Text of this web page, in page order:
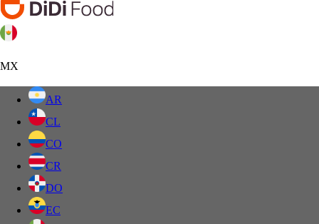
MX
AR
CL
CO
CR
DO
EC